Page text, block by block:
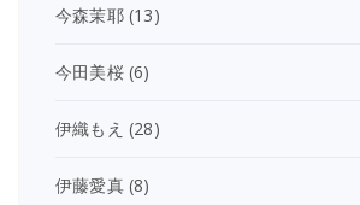
今森茉耶(13)
今田美桜(6)
伊織もえ (28)
伊藤愛真(8)